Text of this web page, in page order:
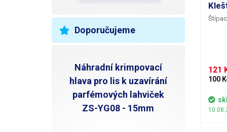
Doporučujeme
Náhradní krimpovací
hlava pro lis k uzavírání
parfémových lahviček
ZS-YG08 - 15mm
121
100